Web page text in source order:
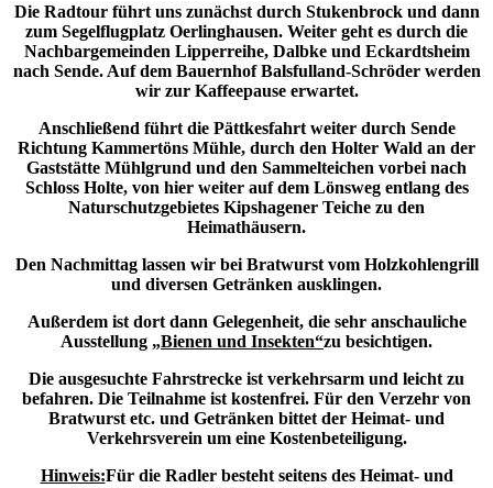
Die Radtour führt uns zunächst durch Stukenbrock und dann
zum Segelflugplatz Oerlinghausen. Weiter geht es durch die
Nachbargemeinden Lipperreihe, Dalbke und Eckardtsheim
nach Sende. Auf dem Bauernhof Balsfulland-Schröder werden
wir zur Kaffeepause erwartet.
Anschließend führt die Pättkesfahrt weiter durch Sende
Richtung Kammertöns Mühle, durch den Holter Wald an der
Gaststätte Mühlgrund und den Sammelteichen vorbei nach
Schloss Holte, von hier weiter auf dem Lönsweg entlang des
Naturschutzgebietes Kipshagener Teiche zu den
Heimathäusern.
Den Nachmittag lassen wir bei Bratwurst vom Holzkohlengrill
und diversen Getränken ausklingen.
Außerdem ist dort dann Gelegenheit, die sehr anschauliche
Ausstellung „Bienen und Insekten“zu besichtigen.
Die ausgesuchte Fahrstrecke ist verkehrsarm und leicht zu
befahren. Die Teilnahme ist kostenfrei. Für den Verzehr von
Bratwurst etc. und Getränken bittet der Heimat- und
Verkehrsverein um eine Kostenbeteiligung.
Hinweis:Für die Radler besteht seitens des Heimat- und